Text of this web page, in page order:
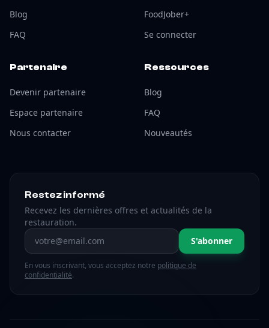
Blog
FAQ
FoodJober+
Se connecter
Partenaire
Devenir partenaire
Espace partenaire
Nous contacter
Ressources
Blog
FAQ
Nouveautés
Restez informé
Recevez les dernières offres et actualités de la
restauration.
Adresse email S'abonner
En vous inscrivant, vous acceptez notre politique de
confidentialité.